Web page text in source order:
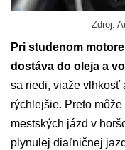
Zdroj:
Pri studenom
dostáva do oleja a
sa riedi, viaže vlhkosť
rýchlejšie. Preto
mestských jázd v
plynulej diaľničnej